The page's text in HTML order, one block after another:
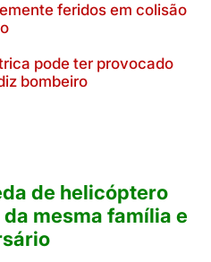
feridos em colisão
pode ter provocado
bombeiro
de helicóptero
mesma família e